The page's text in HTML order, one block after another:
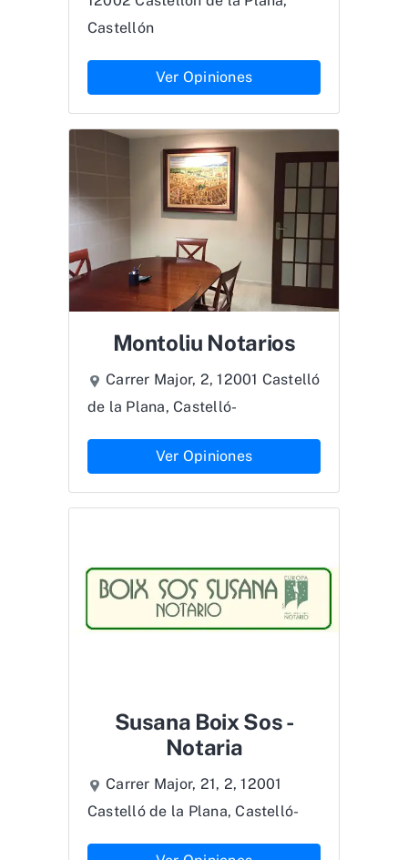
Castellón
Ver Opiniones
Montoliu Notarios
Carrer Major, 2, 12001 Castelló
de la Plana, Castelló-
Ver Opiniones
Susana Boix Sos -
Notaria
Carrer Major, 21, 2, 12001
Castelló de la Plana, Castelló-